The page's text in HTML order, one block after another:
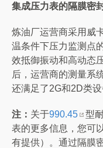
集成压力表的隔膜密
炼油厂运营商采用威
温条件下压力监测点
效抵御振动和高动态
后，运营商的测量系
还满足了2G和2D类设
注： 关于990.45 型
表的更多信息，您可
有提供）。通过隔膜